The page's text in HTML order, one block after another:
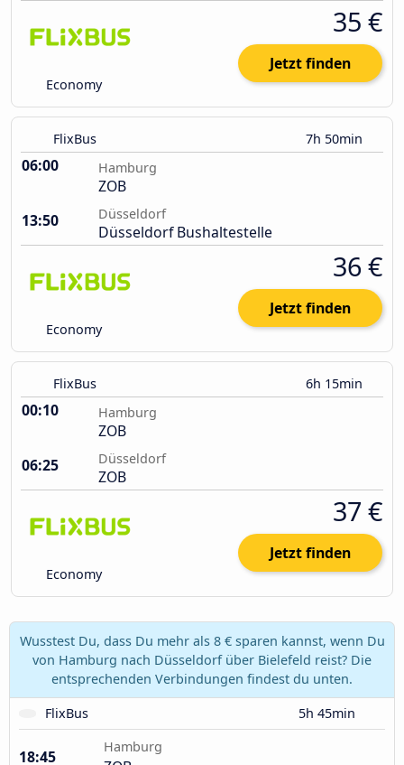
Economy
35 €
Jetzt finden
FlixBus 7h 50min
06:00 Hamburg
ZOB
13:50
Düsseldorf
Düsseldorf Bushaltestelle
Economy
36 €
Jetzt finden
FlixBus 6h 15min
00:10 Hamburg
ZOB
06:25
Düsseldorf
ZOB
Economy
37 €
Jetzt finden
Wusstest Du, dass Du mehr als 8 € sparen kannst, wenn Du
von Hamburg nach Düsseldorf über Bielefeld reist? Die
entsprechenden Verbindungen findest du unten.
FlixBus
5h 45min
18:45
Hamburg